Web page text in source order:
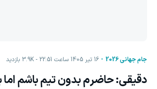
جام جهانی 2026 16 تیر 1405 ساعت 22:51 3.9K بازدید
دقیقی: حاضرم بدون تیم باشم اما